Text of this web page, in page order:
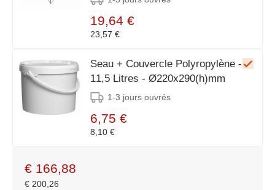
19,64 €
23,57 €
Seau + Couvercle Polyropylène -
11,5 Litres - Ø220x290(h)mm
1-3 jours ouvrés
6,75 €
8,10 €
€ 166,88
€ 200,26